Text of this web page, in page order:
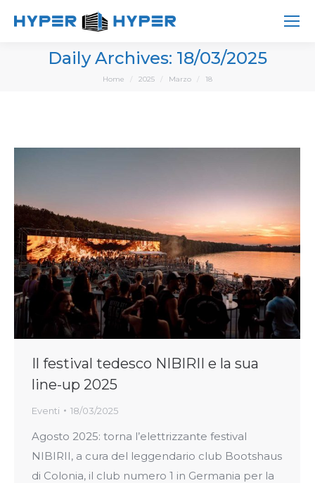
Daily Archives: 18/03/2025
You are here:
Home 2025 Marzo 18
Il festival tedesco NIBIRII e la sua
line-up 2025
Eventi 18/03/2025
Agosto 2025: torna l’elettrizzante festival
NIBIRII, a cura del leggendario club Bootshaus
di Colonia, il club numero 1 in Germania per la